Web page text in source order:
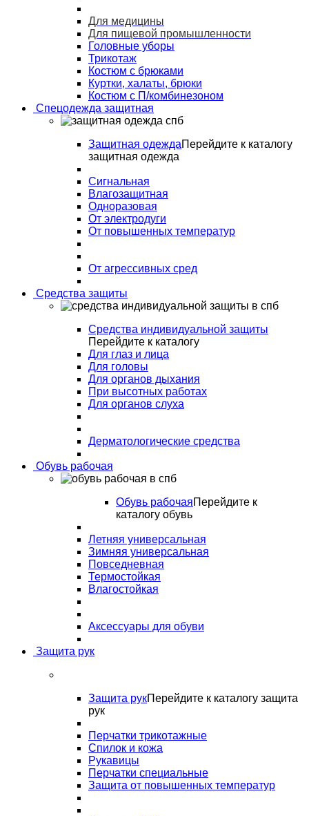
Для медицины
Для пищевой промышленности
Головные уборы
Трикотаж
Костюм с брюками
Куртки, халаты, брюки
Костюм с П/комбинезоном
Спецодежда защитная
Защитная одеждаПерейдите к каталогу
защитная одежда
Сигнальная
Влагозащитная
Одноразовая
От электродуги
От повышенных температур
От агрессивных сред
Средства защиты
Средства индивидуальной защиты
Перейдите к каталогу
Для глаз и лица
Для головы
Для органов дыхания
При высотных работах
Для органов слуха
Дерматологические средства
Обувь рабочая
Обувь рабочаяПерейдите к
каталогу обувь
Летняя универсальная
Зимняя универсальная
Повседневная
Термостойкая
Влагостойкая
Аксессуары для обуви
Защита рук
Защита рукПерейдите к каталогу защита
рук
Перчатки трикотажные
Спилок и кожа
Рукавицы
Перчатки специальные
Защита от повышенных температур